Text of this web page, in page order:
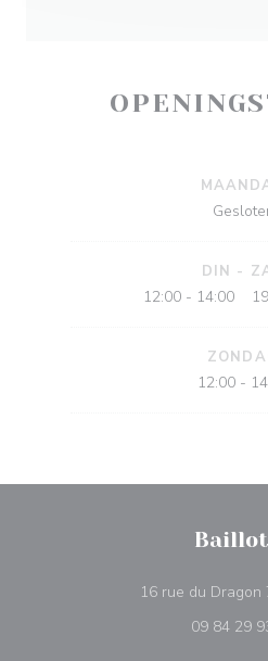
DIN -
12:00 - 14:00
12:00 -
16 rue du Dragon
09 84 29